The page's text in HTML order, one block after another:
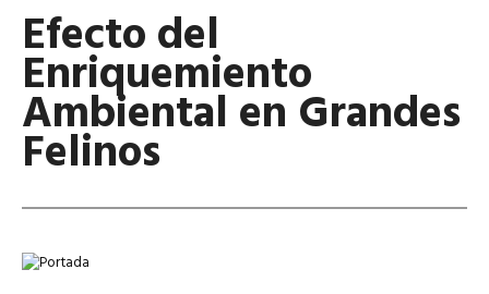
Efecto del
Enriquemiento
Ambiental en Grandes
Felinos